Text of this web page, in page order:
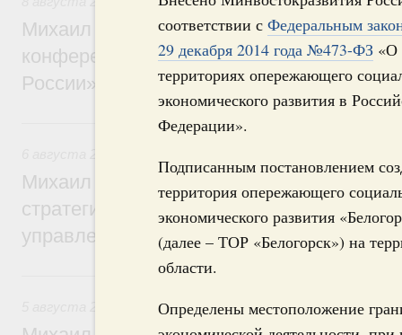
соответствии с Федеральным
29 декабря 2014 года №473-ФЗ «О
территориях опережающего
экономического развития в
Федерации».
Подписанным постановлением
территория опережающего
экономического развития
(далее – ТОР «Белогорск») на
области.
Определены местоположение
Михаил Мишустин дал поручения по
конференции «Цифровая индустрия
России»
6 августа, четверг
Михаил Мишустин дал поручения по
стратегической сессии о
управления научно-технологическим
Вопросы производительности труда и